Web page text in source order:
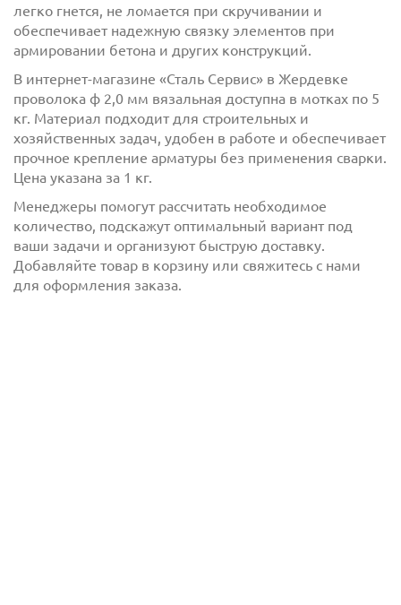
сполитикой обработки персональных данных
ознакомлен(-а) и даюсогласиена обработку
персональных данных
сполитикой конфиденциальности
и даю согласие
легко гнется, не ломается при скручивании и
обеспечивает надежную связку элементов при
армировании бетона и других конструкций.
В интернет-магазине «Сталь Сервис» в Жердевке
проволока ф 2,0 мм вязальная доступна в мотках по 5
кг. Материал подходит для строительных и
хозяйственных задач, удобен в работе и обеспечивает
прочное крепление арматуры без применения сварки.
Цена указана за 1 кг.
Менеджеры помогут рассчитать необходимое
количество, подскажут оптимальный вариант под
ваши задачи и организуют быструю доставку.
Добавляйте товар в корзину или свяжитесь с нами
для оформления заказа.